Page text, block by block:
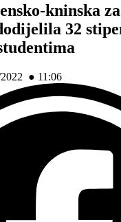
kninska
32
● 11:06